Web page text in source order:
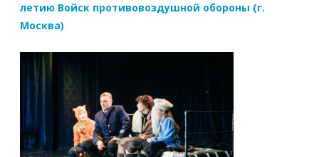
летию Войск противовоздушной обороны (г.
Москва)